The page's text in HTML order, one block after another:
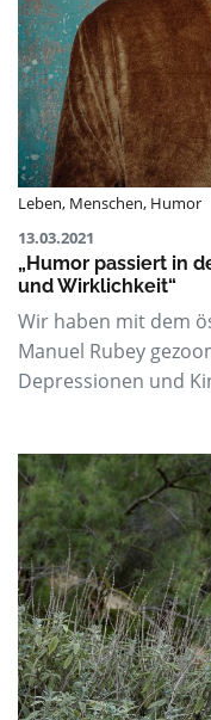
Leben, Menschen, Humor
13.03.2021
„Humor passiert in
und Wirklichkeit“
Wir haben mit dem
Manuel Rubey
Depressionen und